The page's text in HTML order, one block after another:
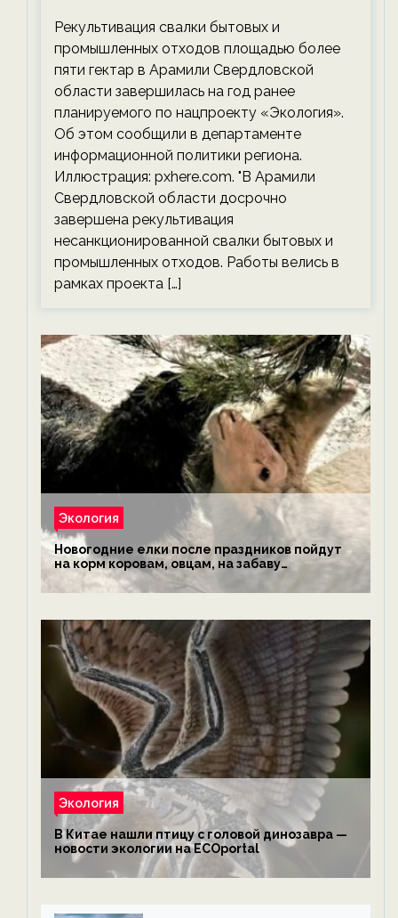
экологии на ECOportal
Рекультивация свалки бытовых и
промышленных отходов площадью более
пяти гектар в Арамили Свердловской
области завершилась на год ранее
планируемого по нацпроекту «Экология».
Об этом сообщили в департаменте
информационной политики региона.
Иллюстрация: pxhere.com. "В Арамили
Свердловской области досрочно
завершена рекультивация
несанкционированной свалки бытовых и
промышленных отходов. Работы велись в
рамках проекта […]
Экология
Новогодние елки после праздников пойдут
на корм коровам, овцам, на забаву
обезьянам, львам и леопардам — новости
экологии на ECOportal
Экология
В Китае нашли птицу с головой динозавра —
новости экологии на ECOportal